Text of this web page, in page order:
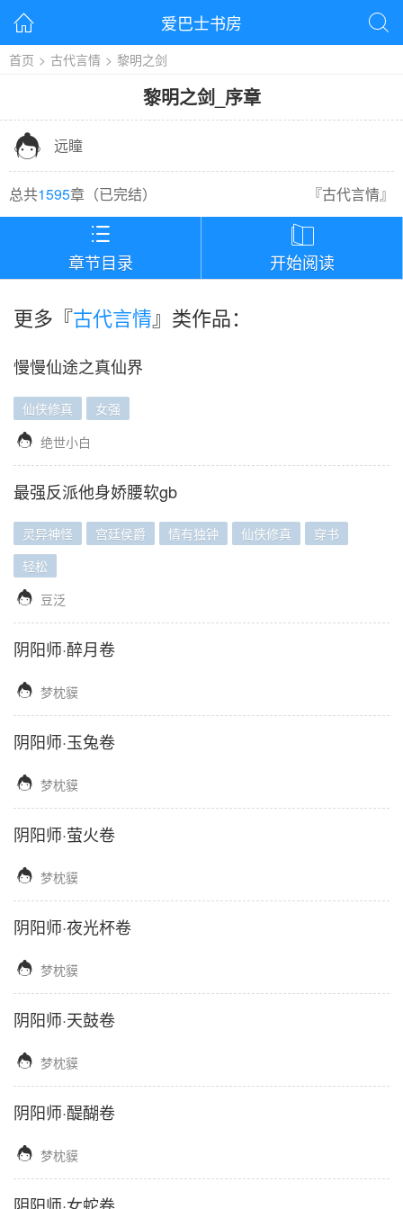
 爱巴士书房 
首页 > 古代言情 > 黎明之剑
黎明之剑_ 序章
 远瞳
总共1595章（已完结） 『古代言情』

章节目录

开始阅读
更多『古代言情』类作品：
慢慢仙途之真仙界
仙侠修真 女强
 绝世小白
最强反派他身娇腰软gb
灵异神怪 宫廷侯爵 情有独钟 仙侠修真
穿书
轻松
 豆泛
阴阳师·醉月卷
 梦枕貘
阴阳师·玉兔卷
 梦枕貘
阴阳师·萤火卷
 梦枕貘
阴阳师·夜光杯卷
 梦枕貘
阴阳师·天鼓卷
 梦枕貘
阴阳师·醍醐卷
 梦枕貘